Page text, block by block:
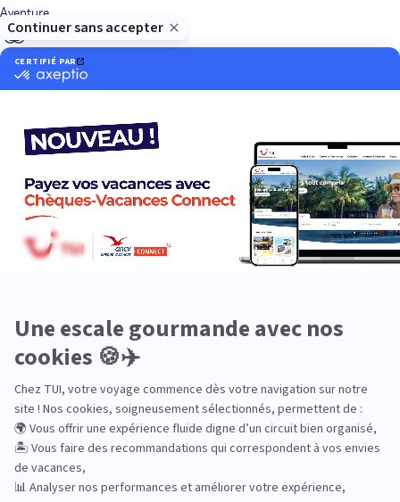
Aventure
Bien-être
Circuits privés
City Trips
Culture
Dans les îles